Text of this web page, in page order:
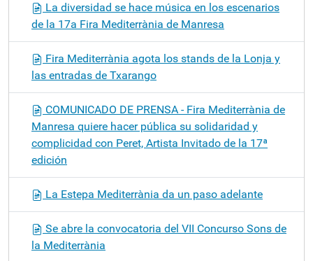
La diversidad se hace música en los escenarios
de la 17a Fira Mediterrània de Manresa
Fira Mediterrània agota los stands de la Lonja y
las entradas de Txarango
COMUNICADO DE PRENSA - Fira Mediterrània de
Manresa quiere hacer pública su solidaridad y
complicidad con Peret, Artista Invitado de la 17ª
edición
La Estepa Mediterrània da un paso adelante
Se abre la convocatoria del VII Concurso Sons de
la Mediterrània